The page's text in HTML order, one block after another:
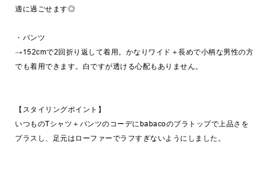
適に過ごせます◎
・パンツ
→152cmで2回折り返して着用。かなりワイド＋長めで小柄な男性の方
でも着用できます。白ですが透ける心配もありません。
【スタイリングポイント】
いつものTシャツ＋パンツのコーデにbabacoのブラトップで上品さを
プラスし、足元はローファーでラフすぎないようにしました。